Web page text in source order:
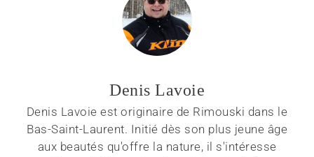
Denis Lavoie
Denis Lavoie est originaire de Rimouski dans le
Bas-Saint-Laurent. Initié dès son plus jeune âge
aux beautés qu'offre la nature, il s'intéresse